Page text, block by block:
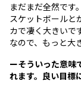
まだまだ全然です
スケットボールと
カで凄く大きいで
なので、もっと大
ーそういった意味
れます。良い目標